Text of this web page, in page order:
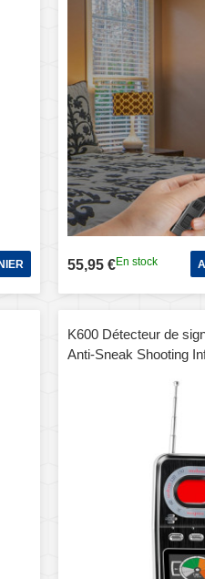
55,95 €En stock
K600 Détecteur de
Anti-Sneak Shooting